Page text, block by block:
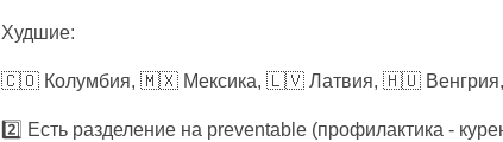
Худшие:
🇨🇴 Колумбия, 🇲🇽 Мексика, 🇱🇻 Латвия, 🇭🇺
2️⃣ Есть разделение на preventable (профилактика -